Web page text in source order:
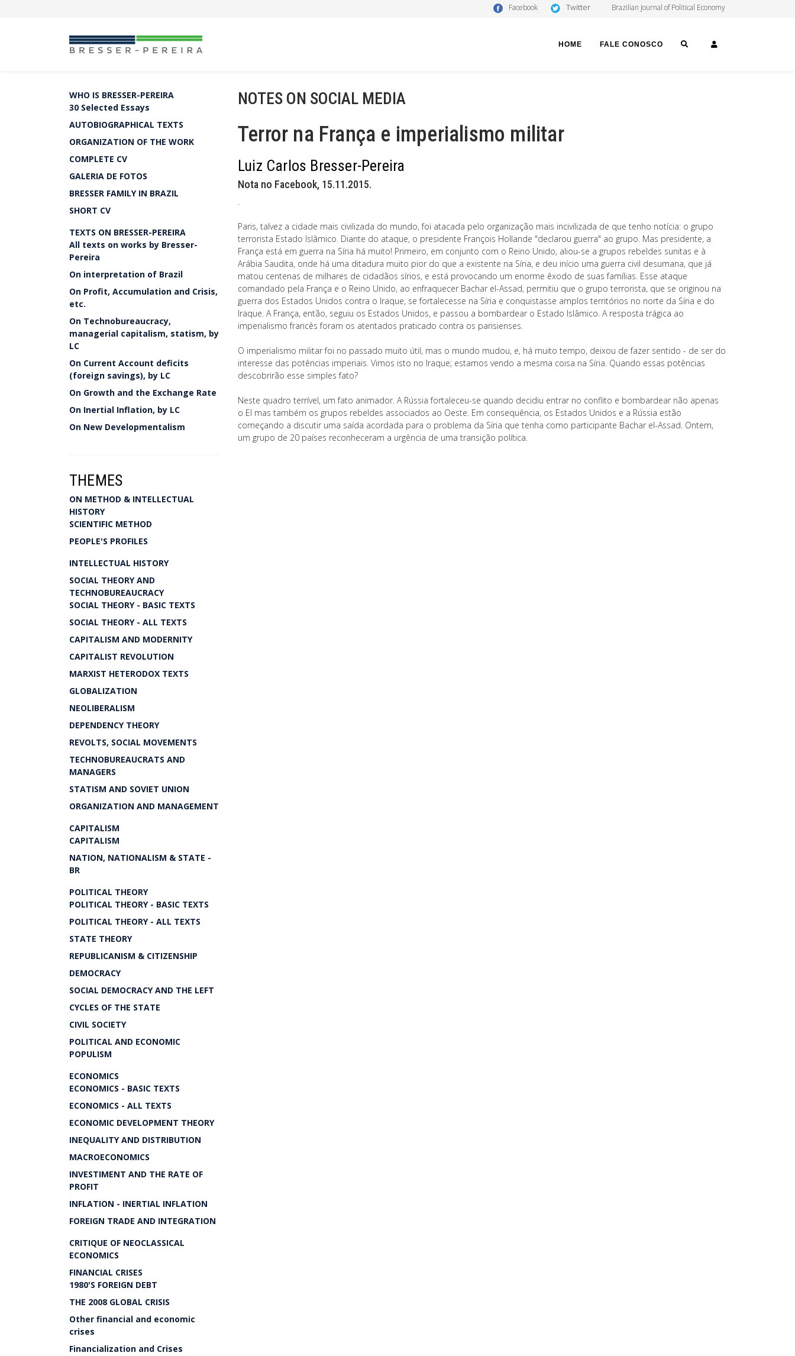
Facebook Twitter Brazilian Journal of Political Economy
HOME FALE CONOSCO SEARCH
WHO IS BRESSER-PEREIRA
30 Selected Essays
AUTOBIOGRAPHICAL TEXTS
ORGANIZATION OF THE WORK
COMPLETE CV
GALERIA DE FOTOS
BRESSER FAMILY IN BRAZIL
SHORT CV
TEXTS ON BRESSER-PEREIRA
All texts on works by Bresser-
Pereira
On interpretation of Brazil
On Profit, Accumulation and Crisis,
etc.
On Technobureaucracy,
managerial capitalism, statism, by
LC
On Current Account deficits
(foreign savings), by LC
On Growth and the Exchange Rate
On Inertial Inflation, by LC
On New Developmentalism
THEMES
ON METHOD & INTELLECTUAL
HISTORY
SCIENTIFIC METHOD
PEOPLE'S PROFILES
INTELLECTUAL HISTORY
SOCIAL THEORY AND
TECHNOBUREAUCRACY
SOCIAL THEORY - BASIC TEXTS
SOCIAL THEORY - ALL TEXTS
CAPITALISM AND MODERNITY
CAPITALIST REVOLUTION
MARXIST HETERODOX TEXTS
GLOBALIZATION
NEOLIBERALISM
DEPENDENCY THEORY
REVOLTS, SOCIAL MOVEMENTS
TECHNOBUREAUCRATS AND
MANAGERS
STATISM AND SOVIET UNION
ORGANIZATION AND MANAGEMENT
CAPITALISM
CAPITALISM
NATION, NATIONALISM & STATE -
BR
POLITICAL THEORY
POLITICAL THEORY - BASIC TEXTS
POLITICAL THEORY - ALL TEXTS
STATE THEORY
REPUBLICANISM & CITIZENSHIP
DEMOCRACY
SOCIAL DEMOCRACY AND THE LEFT
CYCLES OF THE STATE
CIVIL SOCIETY
POLITICAL AND ECONOMIC
POPULISM
ECONOMICS
ECONOMICS - BASIC TEXTS
ECONOMICS - ALL TEXTS
ECONOMIC DEVELOPMENT THEORY
INEQUALITY AND DISTRIBUTION
MACROECONOMICS
INVESTIMENT AND THE RATE OF
PROFIT
INFLATION - INERTIAL INFLATION
FOREIGN TRADE AND INTEGRATION
CRITIQUE OF NEOCLASSICAL
ECONOMICS
FINANCIAL CRISES
1980'S FOREIGN DEBT
THE 2008 GLOBAL CRISIS
Other financial and economic
crises
Financialization and Crises
NOTES ON SOCIAL MEDIA
Terror na França e imperialismo militar
Luiz Carlos Bresser-Pereira
Nota no Facebook, 15.11.2015.
.
Paris, talvez a cidade mais civilizada do mundo, foi atacada pelo organização mais incivilizada de que tenho notícia: o grupo
terrorista Estado Islâmico. Diante do ataque, o presidente François Hollande "declarou guerra" ao grupo. Mas presidente, a
França está em guerra na Síria há muito! Primeiro, em conjunto com o Reino Unido, aliou-se a grupos rebeldes sunitas e à
Arábia Saudita, onde há uma ditadura muito pior do que a existente na Síria, e deu início uma guerra civil desumana, que já
matou centenas de milhares de cidadãos sírios, e está provocando um enorme êxodo de suas famílias. Esse ataque
comandado pela França e o Reino Unido, ao enfraquecer Bachar el-Assad, permitiu que o grupo terrorista, que se originou na
guerra dos Estados Unidos contra o Iraque, se fortalecesse na Síria e conquistasse amplos territórios no norte da Síria e do
Iraque. A França, então, seguiu os Estados Unidos, e passou a bombardear o Estado Islâmico. A resposta trágica ao
imperialismo francês foram os atentados praticado contra os parisienses.
O imperialismo militar foi no passado muito útil, mas o mundo mudou, e, há muito tempo, deixou de fazer sentido - de ser do
interesse das potências imperiais. Vimos isto no Iraque; estamos vendo a mesma coisa na Síria. Quando essas potências
descobrirão esse simples fato?
Neste quadro terrível, um fato animador. A Rússia fortaleceu-se quando decidiu entrar no conflito e bombardear não apenas
o EI mas também os grupos rebeldes associados ao Oeste. Em consequência, os Estados Unidos e a Rússia estão
começando a discutir uma saída acordada para o problema da Síria que tenha como participante Bachar el-Assad. Ontem,
um grupo de 20 países reconheceram a urgência de uma transição política.